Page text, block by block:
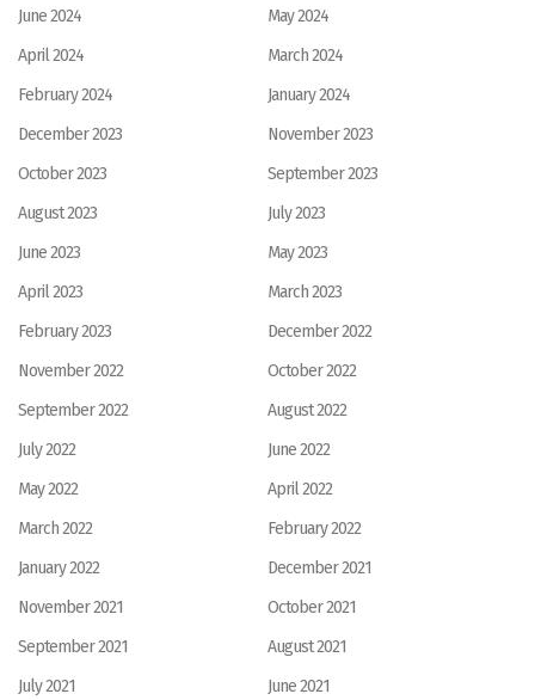
June 2024
May 2024
April 2024
March 2024
February 2024
January 2024
December 2023
November 2023
October 2023
September 2023
August 2023
July 2023
June 2023
May 2023
April 2023
March 2023
February 2023
December 2022
November 2022
October 2022
September 2022
August 2022
July 2022
June 2022
May 2022
April 2022
March 2022
February 2022
January 2022
December 2021
November 2021
October 2021
September 2021
August 2021
July 2021
June 2021